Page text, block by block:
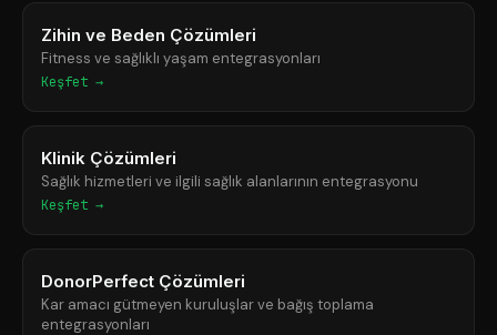
Zihin ve Beden Çözümleri
Fitness ve sağlıklı yaşam entegrasyonları
Keşfet →
Klinik Çözümleri
Sağlık hizmetleri ve ilgili sağlık alanlarının entegrasyonu
Keşfet →
DonorPerfect Çözümleri
Kar amacı gütmeyen kuruluşlar ve bağış toplama
entegrasyonları